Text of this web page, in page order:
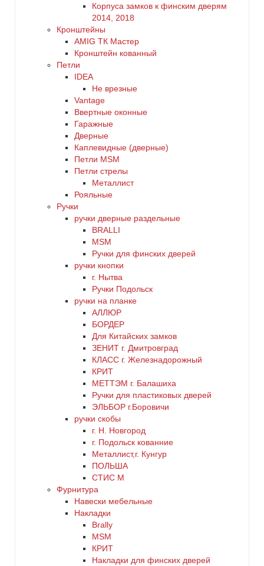
Корпуса замков к финским дверям
2014, 2018
Кронштейны
AMIG ТК Мастер
Кронштейн кованный
Петли
IDEA
Не врезные
Vantage
Ввертные оконные
Гаражные
Дверные
Каплевидные (дверные)
Петли MSM
Петли стрелы
Металлист
Рояльные
Ручки
ручки дверные раздельные
BRALLI
MSM
Ручки для финских дверей
ручки кнопки
г. Нытва
Ручки Подольск
ручки на планке
АЛЛЮР
БОРДЕР
Для Китайских замков
ЗЕНИТ г. Дмитровград
КЛАСС г. Железнадорожный
КРИТ
МЕТТЭМ г. Балашиха
Ручки для пластиковых дверей
ЭЛЬБОР г.Боровичи
ручки скобы
г. Н. Новгород
г. Подольск кованние
Металлист,г. Кунгур
ПОЛЬША
СТИС М
Фурнитура
Навески мебельные
Накладки
Brally
MSM
КРИТ
Накладки для финских дверей